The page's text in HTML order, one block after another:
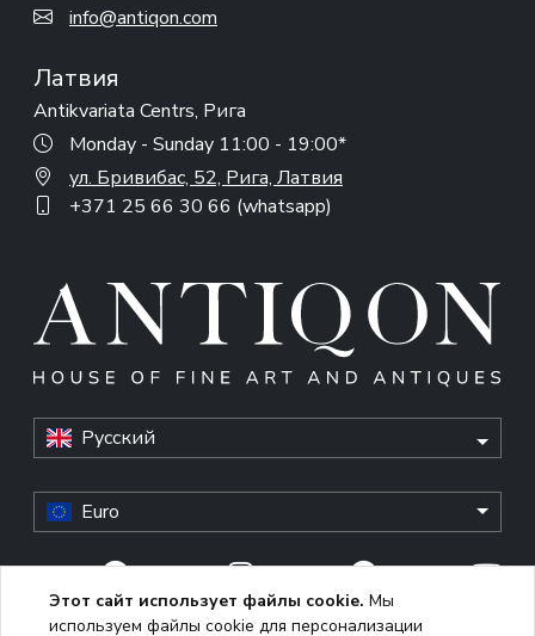
info@antiqon.com
Латвия
Antikvariata Centrs, Рига
Monday - Sunday 11:00 - 19:00*
ул. Бривибас, 52, Рига, Латвия
+371 25 66 30 66 (whatsapp)
Русский
Euro
Этот сайт использует файлы cookie. Мы
используем файлы cookie для персонализации